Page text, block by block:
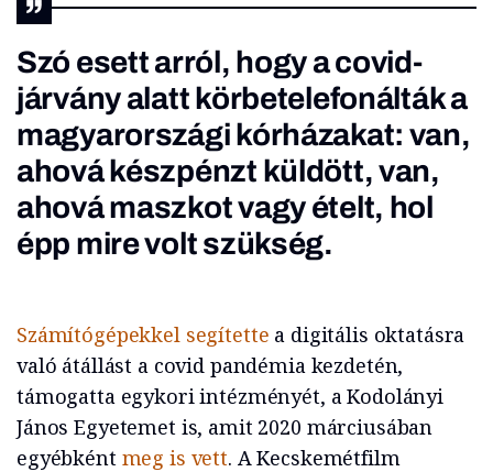
Szó esett arról, hogy a covid-
járvány alatt körbetelefonálták a
magyarországi kórházakat: van,
ahová készpénzt küldött, van,
ahová maszkot vagy ételt, hol
épp mire volt szükség.
Számítógépekkel segítette a digitális oktatásra
való átállást a covid pandémia kezdetén,
támogatta egykori intézményét, a Kodolányi
János Egyetemet is, amit 2020 márciusában
egyébként meg is vett. A Kecskemétfilm